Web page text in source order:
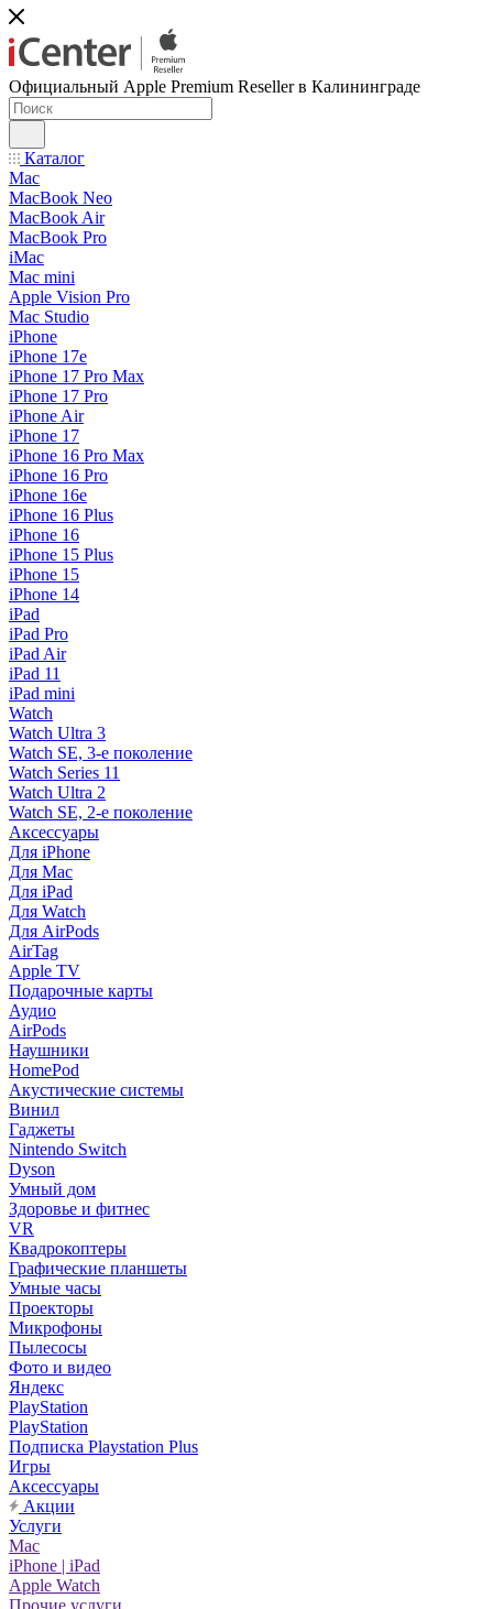
Официальный Apple Premium Reseller в Калининграде
Каталог
Mac
MacBook Neo
MacBook Air
MacBook Pro
iMac
Mac mini
Apple Vision Pro
Mac Studio
iPhone
iPhone 17e
iPhone 17 Pro Max
iPhone 17 Pro
iPhone Air
iPhone 17
iPhone 16 Pro Max
iPhone 16 Pro
iPhone 16e
iPhone 16 Plus
iPhone 16
iPhone 15 Plus
iPhone 15
iPhone 14
iPad
iPad Pro
iPad Air
iPad 11
iPad mini
Watch
Watch Ultra 3
Watch SE, 3-е поколение
Watch Series 11
Watch Ultra 2
Watch SE, 2-е поколение
Аксессуары
Для iPhone
Для Mac
Для iPad
Для Watch
Для AirPods
AirTag
Apple TV
Подарочные карты
Аудио
AirPods
Наушники
HomePod
Акустические системы
Винил
Гаджеты
Nintendo Switch
Dyson
Умный дом
Здоровье и фитнес
VR
Квадрокоптеры
Графические планшеты
Умные часы
Проекторы
Микрофоны
Пылесосы
Фото и видео
Яндекс
PlayStation
PlayStation
Подписка Playstation Plus
Игры
Аксессуары
Акции
Услуги
Mac
iPhone | iPad
Apple Watch
Прочие услуги